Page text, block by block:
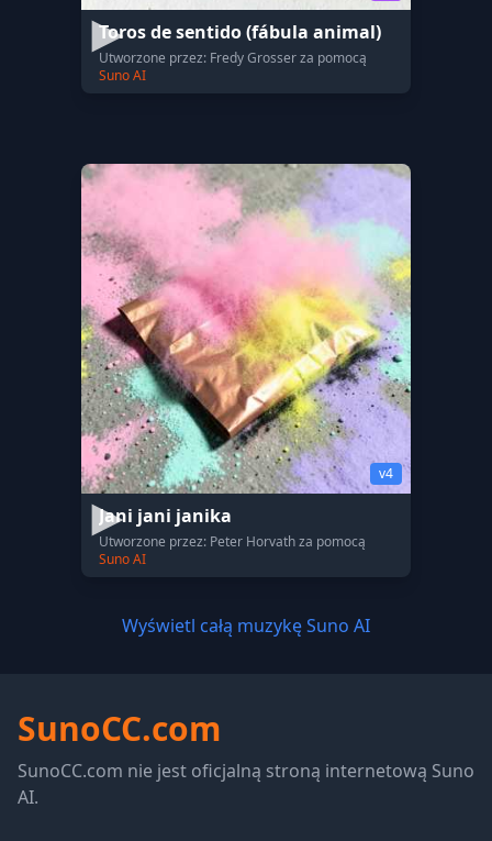
Toros de sentido (fábula animal)
Utworzone przez: Fredy Grosser za pomocą
Suno AI
v4
Jani jani janika
Utworzone przez: Peter Horvath za pomocą
Suno AI
Wyświetl całą muzykę Suno AI
SunoCC.com
SunoCC.com nie jest oficjalną stroną internetową Suno
AI.